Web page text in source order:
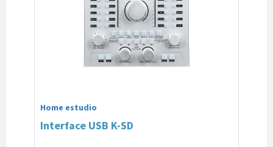
Home estudio
Interface USB K-SD